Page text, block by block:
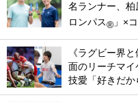
名ランナー、
ロンパス® 」×
《ラグビー界
面のリーチマ
技愛「好きだか